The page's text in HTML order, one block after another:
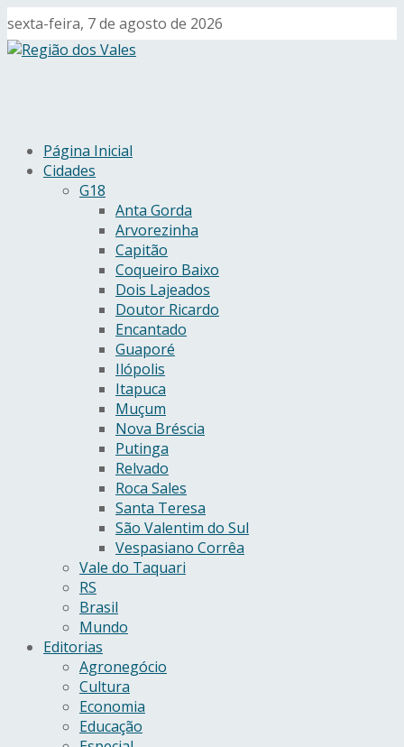
sexta-feira, 7 de agosto de 2026
Página Inicial
Cidades
G18
Anta Gorda
Arvorezinha
Capitão
Coqueiro Baixo
Dois Lajeados
Doutor Ricardo
Encantado
Guaporé
Ilópolis
Itapuca
Muçum
Nova Bréscia
Putinga
Relvado
Roca Sales
Santa Teresa
São Valentim do Sul
Vespasiano Corrêa
Vale do Taquari
RS
Brasil
Mundo
Editorias
Agronegócio
Cultura
Economia
Educação